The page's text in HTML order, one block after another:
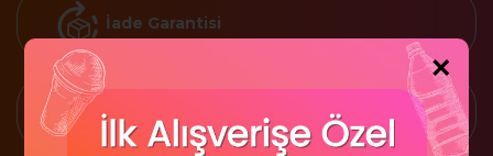
İade Garantisi
Kredi Kartına 3 Taksit
×